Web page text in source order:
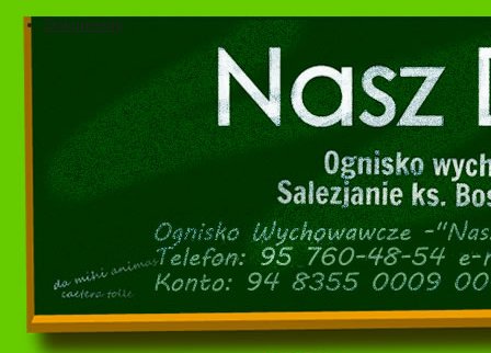
Dokumenty